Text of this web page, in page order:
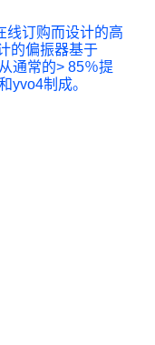
订购而设计的高
的偏振器基于
通常的> 85％提
yvo4制成。